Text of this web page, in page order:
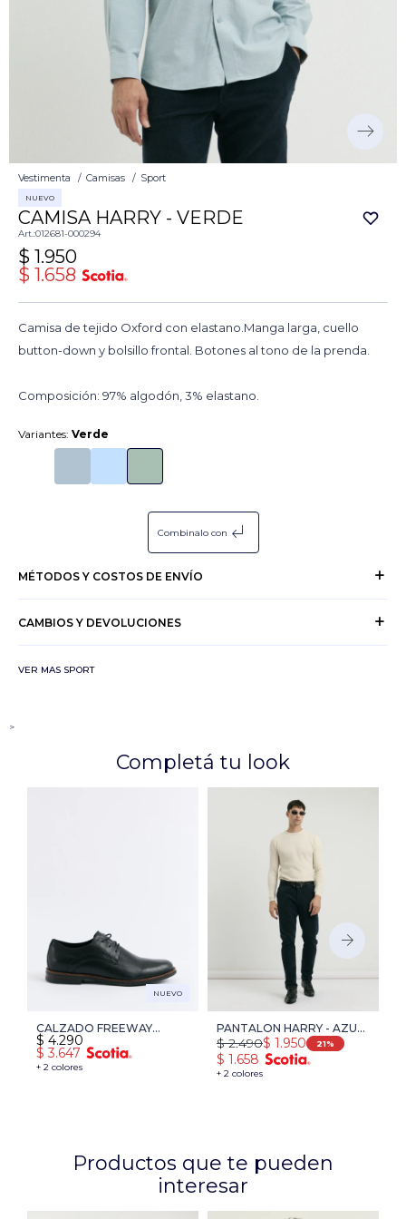
Vestimenta Camisas Sport
NUEVO
CAMISA HARRY - VERDE
012681-000294
$ 1.950
$ 1.658
Camisa de tejido Oxford con elastano.Manga larga, cuello
button-down y bolsillo frontal. Botones al tono de la prenda.
Composición: 97% algodón, 3% elastano.
Variantes: Verde
Combinalo con subdirectory_arrow_left
MÉTODOS Y COSTOS DE ENVÍO
CAMBIOS Y DEVOLUCIONES
VER MAS SPORT
>
Completá tu look
NUEVO
CALZADO FREEWAY
MURPHY 01 - NEGRO
+ 2 colores
$ 4.290
$ 3.647
PANTALON HARRY - AZUL
OSCURO
+ 2 colores
$ 1.950
$ 2.490 21
$ 1.658
Productos que te pueden
interesar